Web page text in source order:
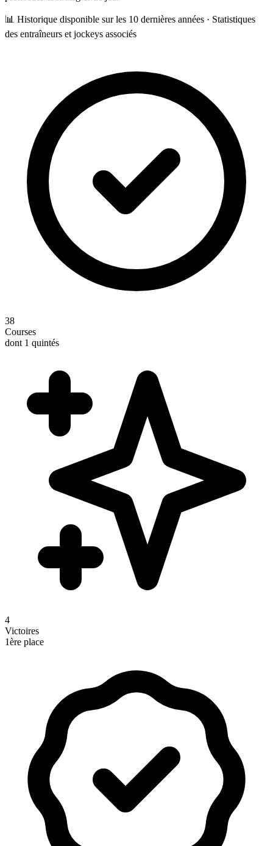
📊 Historique disponible sur les 10 dernières années · Statistiques
des entraîneurs et jockeys associés
38
Courses
dont 1 quintés
4
Victoires
1ère place